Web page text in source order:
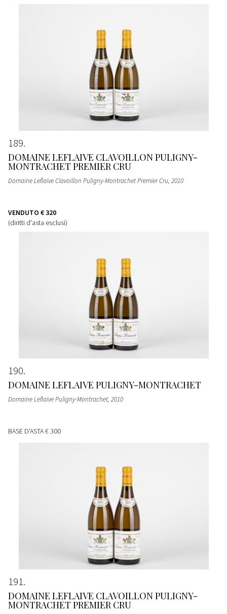
189
DOMAINE LEFLAIVE CLAVOILLON PULIGNY-
MONTRACHET PREMIER CRU
Domaine Leflaive Clavoillon Puligny-Montrachet Premier Cru, 2010
VENDUTO € 320
(diritti d'asta esclusi)
190
DOMAINE LEFLAIVE PULIGNY-MONTRACHET
Domaine Leflaive Puligny-Montrachet, 2010
BASE D'ASTA€ 300
191
DOMAINE LEFLAIVE CLAVOILLON PULIGNY-
MONTRACHET PREMIER CRU